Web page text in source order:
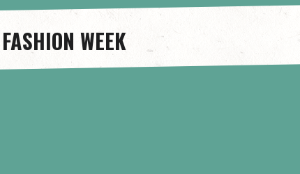
WEEK